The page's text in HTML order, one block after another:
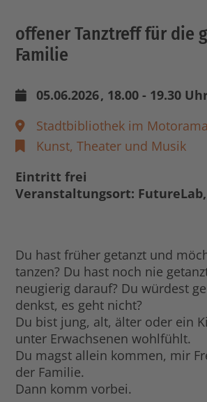
offener Tanztreff für die
Familie
05.06.2026, 18.00 - 19.30
Stadtbibliothek im Motorama
Kunst, Theater und Musik
Eintritt frei
Veranstaltungsort: FutureLab,
Du hast früher getanzt und
tanzen? Du hast noch nie
neugierig darauf? Du würdest
denkst, es geht nicht?
Du bist jung, alt, älter oder ein
unter Erwachsenen wohlfühlt.
Du magst allein kommen, mir
der Familie.
Dann komm vorbei.